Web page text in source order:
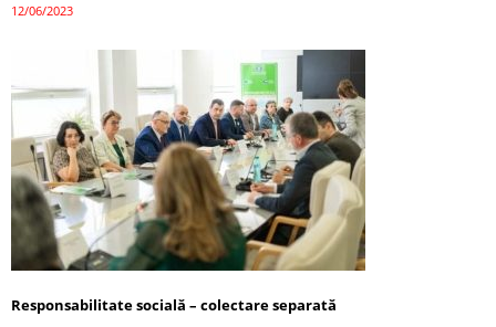
12/06/2023
Responsabilitate socială – colectare separată